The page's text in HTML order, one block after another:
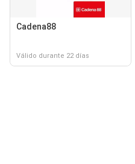
Cadena88
Válido durante 22 días